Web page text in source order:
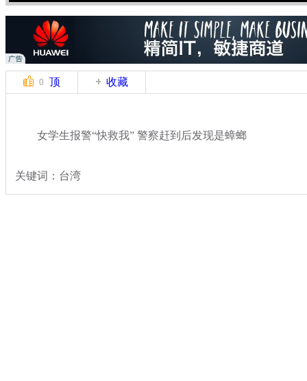
0 顶 收藏
女学生报警“快救我” 警察赶到后发现是蟑螂
关键词：台湾